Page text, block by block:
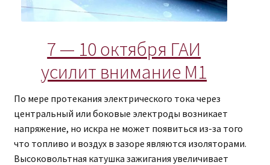
7 — 10 октября ГАИ
усилит внимание M1
По мере протекания электрического тока через
центральный или боковые электроды возникает
напряжение, но искра не может появиться из-за того
что топливо и воздух в зазоре являются изоляторами.
Высоковольтная катушка зажигания увеличивает